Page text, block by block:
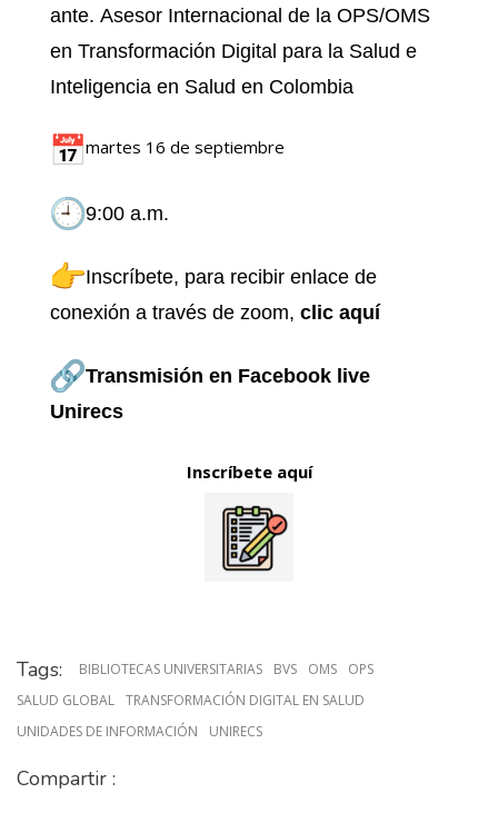
ante. Asesor Internacional de la OPS/OMS
en Transformación Digital para la Salud e
Inteligencia en Salud en Colombia
martes 16 de septiembre
9:00 a.m.
Inscríbete, para recibir enlace de
conexión a través de zoom, clic aquí
Transmisión en Facebook live
Unirecs
Inscríbete aquí
Tags: BIBLIOTECAS UNIVERSITARIAS BVS OMS
OPS
SALUD GLOBAL TRANSFORMACIÓN DIGITAL EN SALUD
UNIDADES DE INFORMACIÓN
UNIRECS
Compartir :